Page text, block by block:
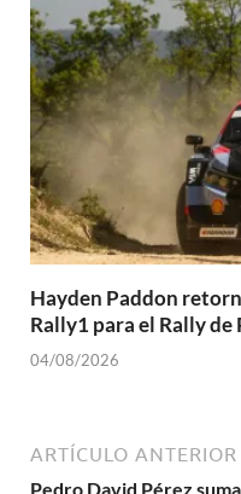
Hayden Paddon
Rally1 para el Rally de
04/08/2026
ARTÍCULO ANTERIOR
Pedro David Pérez